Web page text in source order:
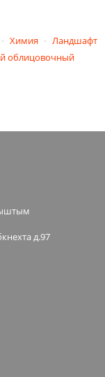
Химия
Ландшафт
облицовочный
д.97